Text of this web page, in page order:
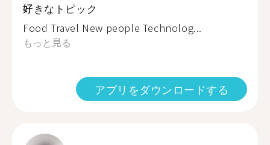
好きなトピック
Food Travel New people Technolog...
もっと見る
アプリをダウンロードする